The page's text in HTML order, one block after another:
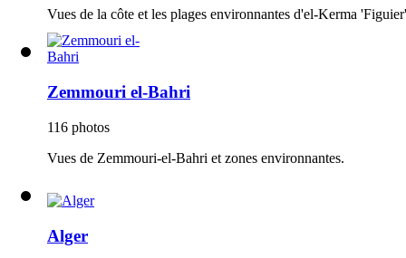
Vues de la côte et les plages environnantes d'el-Kerma
Zemmouri el-Bahri
116 photos
Vues de Zemmouri-el-Bahri et zones environnantes.
Alger